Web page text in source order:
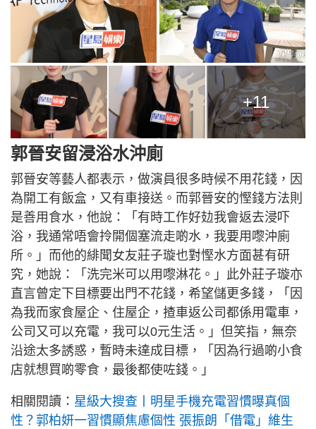
+11
郭晉安留浸浴水沖廁
郭晉安等藝人都表示，做演員很多時候不用花錢，因
為開工有飯盒，又有車接送。而郭晉安的慳錢方法則
是善用食水，他說：「有時工作好攰我會返去浸吓
浴，我通常唔會拎開個塞流走啲水，我要用嚟沖廁
所。」而他的緋聞女友莊子璇也對慳水方面甚有研
究，她說：「洗完米可以用嚟淋花。」此外莊子璇亦
直言曾定下目標要出門不花錢，希望儲更多錢，「因
為我而家食屋企、住屋企，揸車返公司都係用電車，
公司又可以充電，我可以0元生活。」但笑指，無奈
沿途太多誘惑，暫時未達成目標，「因為行過啲小食
店就想買啲零食，最後都使咗錢。」
相關閱讀： 星級大搜查丨明星手機充電習慣曝真個
性？郭柏妍一習慣顯焦慮個性 張振朗「借電」維生